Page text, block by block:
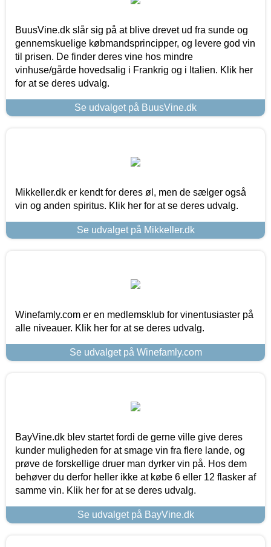
BuusVine.dk slår sig på at blive drevet ud fra sunde og
gennemskuelige købmandsprincipper, og levere god vin
til prisen. De finder deres vine hos mindre
vinhuse/gårde hovedsalig i Frankrig og i Italien. Klik her
for at se deres udvalg.
Se udvalget på BuusVine.dk
Mikkeller.dk er kendt for deres øl, men de sælger også
vin og anden spiritus. Klik her for at se deres udvalg.
Se udvalget på Mikkeller.dk
Winefamly.com er en medlemsklub for vinentusiaster på
alle niveauer. Klik her for at se deres udvalg.
Se udvalget på Winefamly.com
BayVine.dk blev startet fordi de gerne ville give deres
kunder muligheden for at smage vin fra flere lande, og
prøve de forskellige druer man dyrker vin på. Hos dem
behøver du derfor heller ikke at købe 6 eller 12 flasker af
samme vin. Klik her for at se deres udvalg.
Se udvalget på BayVine.dk